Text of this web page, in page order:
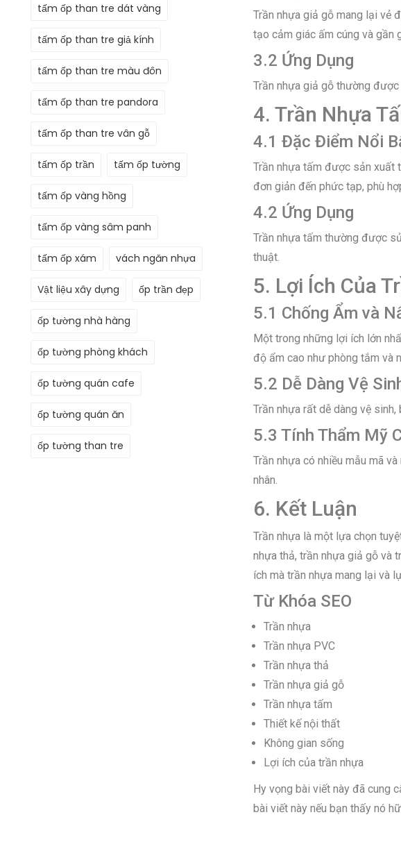
tấm ốp than tre dát vàng
tấm ốp than tre giả kính
tấm ốp than tre màu đôn
tấm ốp than tre pandora
tấm ốp than tre vân gỗ
tấm ốp trần tấm ốp tường
tấm ốp vàng hồng
tấm ốp vàng sâm panh
tấm ốp xám vách ngăn nhựa
Vật liệu xây dựng ốp trần đẹp
ốp tường nhà hàng
ốp tường phòng khách
ốp tường quán cafe
ốp tường quán ăn
ốp tường than tre
Trần nhựa giả gỗ mang lại vẻ
tạo cảm giác ấm cúng và gần
3.2 Ứng Dụng
Trần nhựa giả gỗ thường
4. Trần Nhựa
4.1 Đặc Điểm Nổi
Trần nhựa tấm được sản xuất
đơn giản đến phức tạp, phù
4.2 Ứng Dụng
Trần nhựa tấm thường được
thuật.
5. Lợi Ích Của
5.1 Chống Ẩm và
Một trong những lợi ích lớn
độ ẩm cao như phòng tắm và
5.2 Dễ Dàng Vệ
Trần nhựa rất dễ dàng vệ
5.3 Tính Thẩm Mỹ
Trần nhựa có nhiều mẫu mã
nhân.
6. Kết Luận
Trần nhựa là một lựa chọn
nhựa thả, trần nhựa giả gỗ và
ích mà trần nhựa mang lại và
Từ Khóa SEO
Trần nhựa
Trần nhựa PVC
Trần nhựa thả
Trần nhựa giả gỗ
Trần nhựa tấm
Thiết kế nội thất
Không gian sống
Lợi ích của trần nhựa
Hy vọng bài viết này đã cung
bài viết này nếu bạn thấy nó